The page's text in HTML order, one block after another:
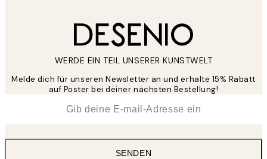
WERDE EIN TEIL UNSERER KUNSTWELT
Melde dich für unseren Newsletter an und erhalte 15% Rabatt
auf Poster bei deiner nächsten Bestellung!
SENDEN